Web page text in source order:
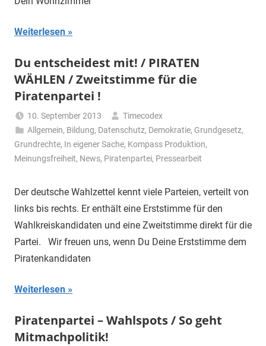
Weiterlesen
Du entscheidest mit! / PIRATEN
WÄHLEN / Zweitstimme für die
Piratenpartei !
10. September 2013
Timecodex
Allgemein, Bildung, Datenschutz, Demokratie, Grundgesetz,
Grundrechte, In eigener Sache, Kompass Produktion,
Meinungsfreiheit, News, Piratenpartei, Pressearbeit
Der deutsche Wahlzettel kennt viele Parteien, verteilt von
links bis rechts. Er enthält eine Erststimme für den
Wahlkreiskandidaten und eine Zweitstimme direkt für die
Partei. Wir freuen uns, wenn Du Deine Erststimme dem
Piratenkandidaten
Weiterlesen
Piratenpartei – Wahlspots / So geht
Mitmachpolitik!